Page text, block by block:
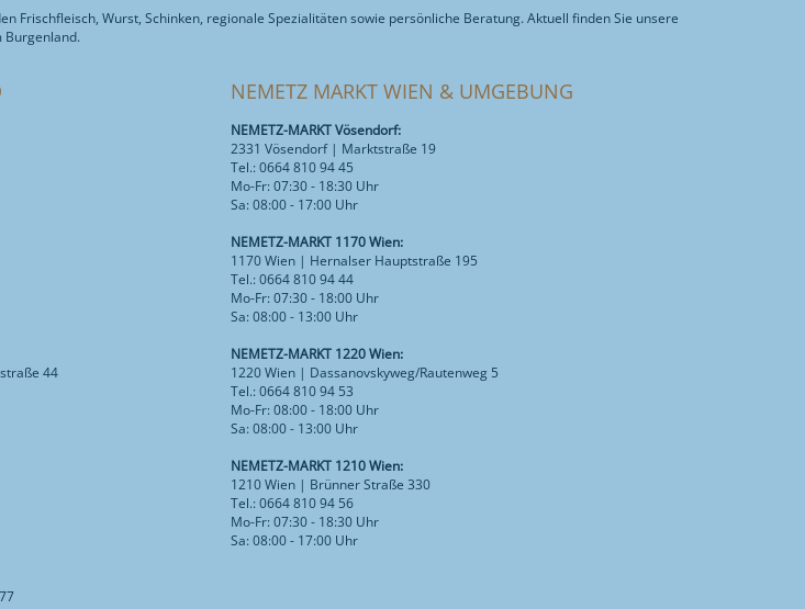
Frischfleisch, Wurst, Schinken, regionale Spezialitäten sowie persönliche Beratung. Aktuell finden Sie unsere
Burgenland.
44
NEMETZ MARKT WIEN & UMGEBUNG
NEMETZ-MARKT Vösendorf:
2331 Vösendorf | Marktstraße 19
Tel.: 0664 810 94 45
Mo-Fr: 07:30 - 18:30 Uhr
Sa: 08:00 - 17:00 Uhr
NEMETZ-MARKT 1170 Wien:
1170 Wien | Hernalser Hauptstraße 195
Tel.: 0664 810 94 44
Mo-Fr: 07:30 - 18:00 Uhr
Sa: 08:00 - 13:00 Uhr
NEMETZ-MARKT 1220 Wien:
1220 Wien | Dassanovskyweg/Rautenweg 5
Tel.: 0664 810 94 53
Mo-Fr: 08:00 - 18:00 Uhr
Sa: 08:00 - 13:00 Uhr
NEMETZ-MARKT 1210 Wien:
1210 Wien | Brünner Straße 330
Tel.: 0664 810 94 56
Mo-Fr: 07:30 - 18:30 Uhr
Sa: 08:00 - 17:00 Uhr